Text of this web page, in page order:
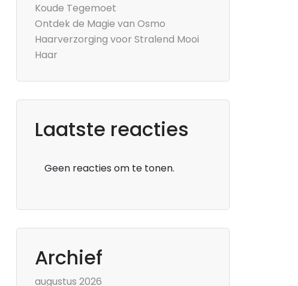
Koude Tegemoet
Ontdek de Magie van Osmo
Haarverzorging voor Stralend Mooi
Haar
Laatste reacties
Geen reacties om te tonen.
Archief
augustus 2026